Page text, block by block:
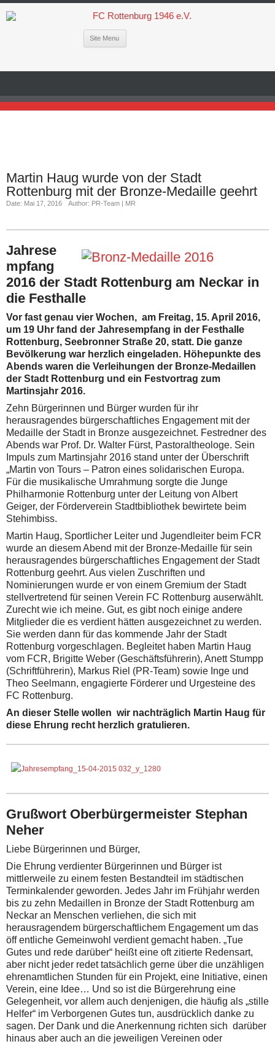
Site Menu
Martin Haug wurde von der Stadt
Rottenburg mit der Bronze-Medaille geehrt
Date: Mai 17, 2016 Author: PR-Team | MR
Jahrese
mpfang
2016 der Stadt Rottenburg am Neckar in
die Festhalle
Vor fast genau vier Wochen, am Freitag, 15. April 2016,
um 19 Uhr fand der Jahresempfang in der Festhalle
Rottenburg, Seebronner Straße 20, statt. Die ganze
Bevölkerung war herzlich eingeladen. Höhepunkte des
Abends waren die Verleihungen der Bronze-Medaillen
der Stadt Rottenburg und ein Festvortrag zum
Martinsjahr 2016.
Zehn Bürgerinnen und Bürger wurden für ihr
herausragendes bürgerschaftliches Engagement mit der
Medaille der Stadt in Bronze ausgezeichnet. Festredner des
Abends war Prof. Dr. Walter Fürst, Pastoraltheologe. Sein
Impuls zum Martinsjahr 2016 stand unter der Überschrift
„Martin von Tours – Patron eines solidarischen Europa.
Für die musikalische Umrahmung sorgte die Junge
Philharmonie Rottenburg unter der Leitung von Albert
Geiger, der Förderverein Stadtbibliothek bewirtete beim
Stehimbiss.
Martin Haug, Sportlicher Leiter und Jugendleiter beim FCR
wurde an diesem Abend mit der Bronze-Medaille für sein
herausragendes bürgerschaftliches Engagement der Stadt
Rottenburg geehrt. Aus vielen Zuschriften und
Nominierungen wurde er von einem Gremium der Stadt
stellvertretend für seinen Verein FC Rottenburg auserwählt.
Zurecht wie ich meine. Gut, es gibt noch einige andere
Mitglieder die es verdient hätten ausgezeichnet zu werden.
Sie werden dann für das kommende Jahr der Stadt
Rottenburg vorgeschlagen. Begleitet haben Martin Haug
vom FCR, Brigitte Weber (Geschäftsführerin), Anett Stumpp
(Schriftführerin), Markus Riel (PR-Team) sowie Inge und
Theo Seelmann, engagierte Förderer und Urgesteine des
FC Rottenburg.
An dieser Stelle wollen wir nachträglich Martin Haug für
diese Ehrung recht herzlich gratulieren.
Grußwort Oberbürgermeister Stephan
Neher
Liebe Bürgerinnen und Bürger,
Die Ehrung verdienter Bürgerinnen und Bürger ist
mittlerweile zu einem festen Bestandteil im städtischen
Terminkalender geworden. Jedes Jahr im Frühjahr werden
bis zu zehn Medaillen in Bronze der Stadt Rottenburg am
Neckar an Menschen verliehen, die sich mit
herausragendem bürgerschaftlichem Engagement um das
öff entliche Gemeinwohl verdient gemacht haben. „Tue
Gutes und rede darüber“ heißt eine oft zitierte Redensart,
aber nicht jeder redet tatsächlich gerne über die unzähligen
ehrenamtlichen Stunden für ein Projekt, eine Initiative, einen
Verein, eine Idee… Und so ist die Bürgerehrung eine
Gelegenheit, vor allem auch denjenigen, die häufig als „stille
Helfer“ im Verborgenen Gutes tun, ausdrücklich danke zu
sagen. Der Dank und die Anerkennung richten sich darüber
hinaus aber auch an die jeweiligen Vereinen oder